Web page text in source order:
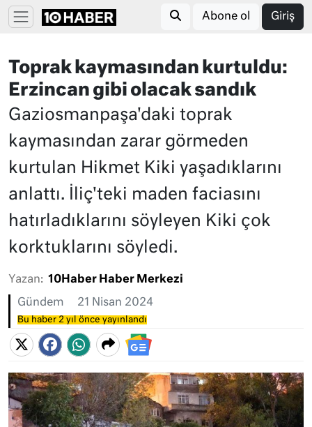
Abone ol Giriş
Toprak kaymasından kurtuldu:
Erzincan gibi olacak sandık
Gaziosmanpaşa'daki toprak
kaymasından zarar görmeden
kurtulan Hikmet Kiki yaşadıklarını
anlattı. İliç'teki maden faciasını
hatırladıklarını söyleyen Kiki çok
korktuklarını söyledi.
Yazan: 10Haber Haber Merkezi
Gündem 21 Nisan 2024
Bu haber 2 yıl önce yayınlandı